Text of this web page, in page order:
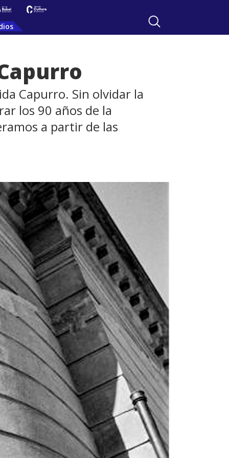
Capurro. Sin olvidar la
los 90 años de la
a partir de las